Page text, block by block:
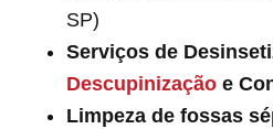
SP)
Serviços de
Descupinização e
Limpeza de fossas